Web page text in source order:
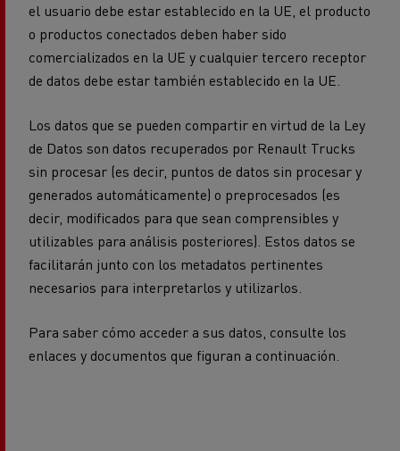
el usuario debe estar establecido en la UE, el producto
o productos conectados deben haber sido
comercializados en la UE y cualquier tercero receptor
de datos debe estar también establecido en la UE.
Los datos que se pueden compartir en virtud de la Ley
de Datos son datos recuperados por Renault Trucks
sin procesar (es decir, puntos de datos sin procesar y
generados automáticamente) o preprocesados (es
decir, modificados para que sean comprensibles y
utilizables para análisis posteriores). Estos datos se
facilitarán junto con los metadatos pertinentes
necesarios para interpretarlos y utilizarlos.
Para saber cómo acceder a sus datos, consulte los
enlaces y documentos que figuran a continuación.